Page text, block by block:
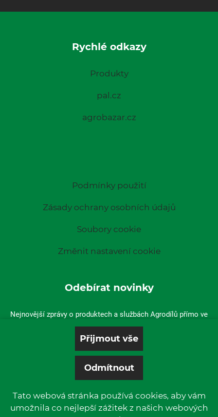
Rychlé odkazy
Produkty
pal.cz
agrobazar.cz
Podmínky použití
Zásady ochrany osobních údajů
Soubory cookie
Změnit nastavení cookie
Odebírat novinky
Nejnovější zprávy o produktech a službách Agrodílů přímo ve
vaší doručené poště.
Tato webová stránka používá cookies, aby vám
umožnila co nejlepší zážitek z našich webových